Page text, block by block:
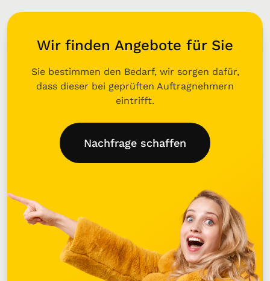
Wir finden Angebote für Sie
Sie bestimmen den Bedarf, wir sorgen dafür,
dass dieser bei geprüften Auftragnehmern
eintrifft.
Nachfrage schaffen